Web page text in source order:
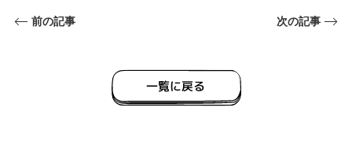
前の記事 次の記事
一覧に戻る